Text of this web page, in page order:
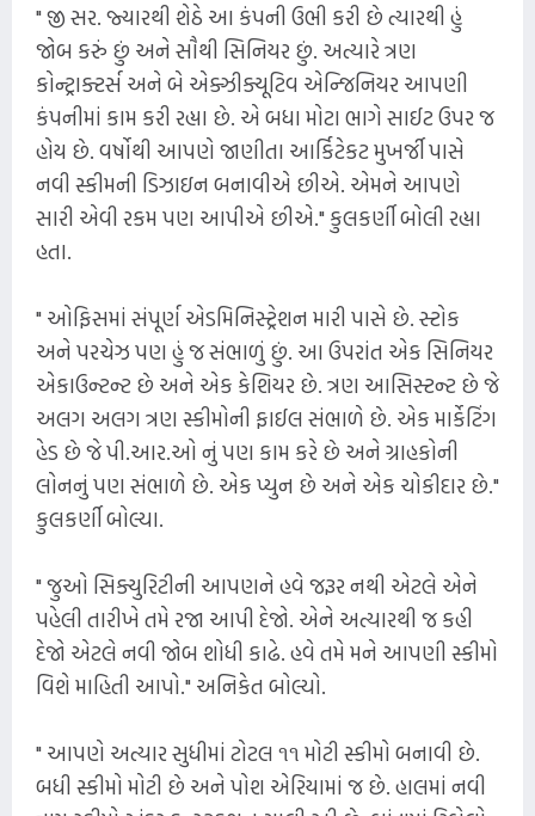
" જી સર. જ્યારથી શેઠે આ કંપની ઉભી કરી છે ત્યારથી હું
જોબ કરું છું અને સૌથી સિનિયર છું. અત્યારે ત્રણ
કોન્ટ્રાક્ટર્સ અને બે એક્ઝીક્યૂટિવ એન્જિનિયર આપણી
કંપનીમાં કામ કરી રહ્યા છે. એ બધા મોટા ભાગે સાઈટ ઉપર જ
હોય છે. વર્ષોથી આપણે જાણીતા આર્કિટેકટ મુખર્જી પાસે
નવી સ્કીમની ડિઝાઇન બનાવીએ છીએ. એમને આપણે
સારી એવી રકમ પણ આપીએ છીએ." કુલકર્ણી બોલી રહ્યા
હતા.
" ઓફિસમાં સંપૂર્ણ એડમિનિસ્ટ્રેશન મારી પાસે છે. સ્ટોક
અને પરચેઝ પણ હું જ સંભાળું છું. આ ઉપરાંત એક સિનિયર
એકાઉન્ટન્ટ છે અને એક કેશિયર છે. ત્રણ આસિસ્ટન્ટ છે જે
અલગ અલગ ત્રણ સ્કીમોની ફાઈલ સંભાળે છે. એક માર્કેટિંગ
હેડ છે જે પી.આર.ઓ નું પણ કામ કરે છે અને ગ્રાહકોની
લોનનું પણ સંભાળે છે. એક પ્યુન છે અને એક ચોકીદાર છે."
કુલકર્ણી બોલ્યા.
" જુઓ સિક્યુરિટીની આપણને હવે જરૂર નથી એટલે એને
પહેલી તારીખે તમે રજા આપી દેજો. એને અત્યારથી જ કહી
દેજો એટલે નવી જોબ શોધી કાઢે. હવે તમે મને આપણી સ્કીમો
વિશે માહિતી આપો." અનિકેત બોલ્યો.
" આપણે અત્યાર સુધીમાં ટોટલ ૧૧ મોટી સ્કીમો બનાવી છે.
બધી સ્કીમો મોટી છે અને પોશ એરિયામાં જ છે. હાલમાં નવી